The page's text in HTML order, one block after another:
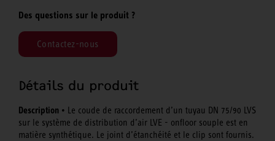
Des questions sur le produit ?
Contactez-nous
Détails du produit
Description • Le coude de raccordement d’un tuyau DN 75/90 LVS
sur le système de distribution d’air LVE - onfloor souple est en
matière synthétique. Le joint d’étanchéité et le clip sont fournis.